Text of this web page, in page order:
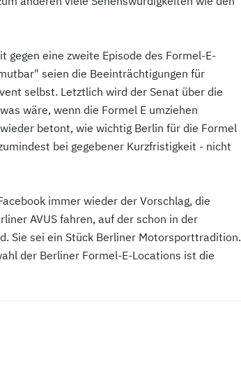
eine zweite Episode des Formel-E-
seien die Beeinträchtigungen für
selbst. Letztlich wird der Senat über die
wäre, wenn die Formel E umziehen
betont, wie wichtig Berlin für die Formel
bei gegebener Kurzfristigkeit - nicht
immer wieder der Vorschlag, die
AVUS fahren, auf der schon in der
Sie sei ein Stück Berliner Motorsporttradition.
der Berliner Formel-E-Locations ist die